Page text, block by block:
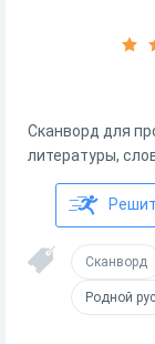
Сканворд для
литературы,
Сканворд
Родной